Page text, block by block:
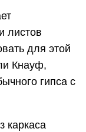
листов
для этой
Кнауф,
гипса с
каркаса